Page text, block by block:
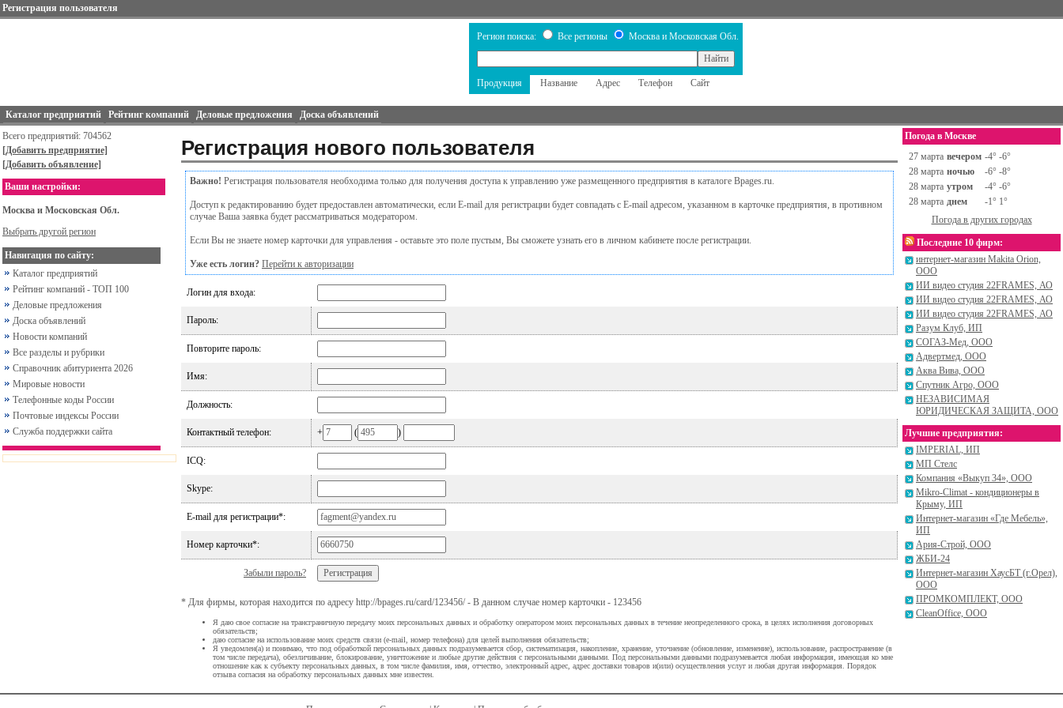
Регистрация пользователя
Регион поиска: Все регионы Москва и Московская Обл.
Продукция Название Адрес Телефон Сайт
Каталог предприятий Рейтинг компаний Деловые предложения
Доска объявлений
Всего предприятий: 704562
[Добавить предприятие]
[Добавить объявление]
Ваши настройки:
Москва и Московская Обл.
Выбрать другой регион
Навигация по сайту:
Каталог предприятий
Рейтинг компаний - ТОП 100
Деловые предложения
Доска объявлений
Новости компаний
Все разделы и рубрики
Справочник абитуриента 2026
Мировые новости
Телефонные коды России
Почтовые индексы России
Служба поддержки сайта
Регистрация нового пользователя
Важно! Регистрация пользователя необходима только для получения доступа к управлению уже размещенного предприятия в каталоге Bpages.ru.
Доступ к редактированию будет предоставлен автоматически, если E-mail для регистрации будет совпадать с E-mail адресом, указанном в карточке предприятия, в противном
случае Ваша заявка будет рассматриваться модератором.
Если Вы не знаете номер карточки для управления - оставьте это поле пустым, Вы сможете узнать его в личном кабинете после регистрации.
Уже есть логин? Перейти к авторизации
Логин для входа:
Пароль:
Повторите пароль:
Имя:
Должность:
Контактный телефон: + ( )
ICQ:
Skype:
E-mail для регистрации*:
Номер карточки*:
Забыли пароль?
* Для фирмы, которая находится по адресу http://bpages.ru/card/123456/ - В данном случае номер карточки - 123456
Я даю свое согласие на трансграничную передачу моих персональных данных и обработку оператором моих персональных данных в течение неопределенного срока, в целях исполнения договорных
обязательств;
даю согласие на использование моих средств связи (e-mail, номер телефона) для целей выполнения обязательств;
Я уведомлен(а) и понимаю, что под обработкой персональных данных подразумевается сбор, систематизация, накопление, хранение, уточнение (обновление, изменение), использование, распространение (в
том числе передача), обезличивание, блокирование, уничтожение и любые другие действия с персональными данными. Под персональными данными подразумевается любая информация, имеющая ко мне
отношение как к субъекту персональных данных, в том числе фамилия, имя, отчество, электронный адрес, адрес доставки товаров и(или) осуществления услуг и любая другая информация. Порядок
отзыва согласия на обработку персональных данных мне известен.
Погода в Москве
27 марта вечером -4° -6°
28 марта ночью
-6° -8°
28 марта утром
-4° -6°
28 марта днем
-1° 1°
Погода в других городах
Последние 10 фирм:
интернет-магазин Makita Orion,
ООО
ИИ видео студия 22FRAMES, АО
ИИ видео студия 22FRAMES, АО
ИИ видео студия 22FRAMES, АО
Разум Клуб, ИП
СОГАЗ-Мед, ООО
Адвертмед, ООО
Аква Вива, ООО
Спутник Агро, ООО
НЕЗАВИСИМАЯ
ЮРИДИЧЕСКАЯ ЗАЩИТА, ООО
Лучшие предприятия:
IMPERIAL, ИП
МП Стелс
Компания «Выкуп 34», ООО
Mikro-Climat - кондиционеры в
Крыму, ИП
Интернет-магазин «Где Мебель»,
ИП
Ария-Строй, ООО
ЖБИ-24
Интернет-магазин ХаусБТ (г.Орел),
ООО
ПРОМКОМПЛЕКТ, ООО
CleanOffice, ООО